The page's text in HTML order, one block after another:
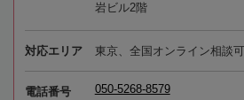
岩ビル2階
対応エリア 東京、全国オンライン相談可
電話番号 050-5268-8579